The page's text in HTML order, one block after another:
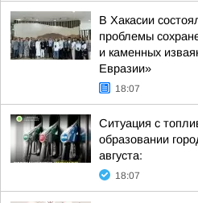
В Хакасии
проблемы
и каменных
Евразии»
18:07
Ситуация с
образовании
августа:
18:07